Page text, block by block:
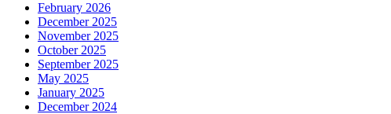
February 2026
December 2025
November 2025
October 2025
September 2025
May 2025
January 2025
December 2024